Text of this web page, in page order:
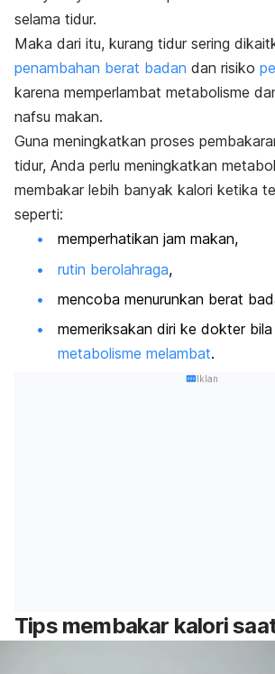
selama tidur.
Maka dari itu, kurang tidur sering
penambahan berat badan dan risiko
karena memperlambat metabolisme
nafsu makan.
Guna meningkatkan proses
tidur, Anda perlu meningkatkan
membakar lebih banyak kalori ketika
seperti:
memperhatikan jam makan,
rutin berolahraga,
mencoba menurunkan berat
memeriksakan diri ke dokter bila
metabolisme melambat.
Iklan
Tips membakar kalori